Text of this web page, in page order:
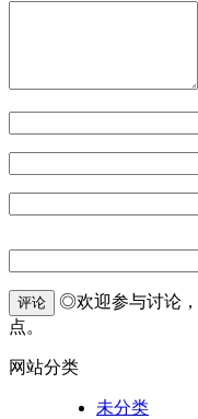
评论
◎欢迎参与讨论
点。
网站分类
未分类